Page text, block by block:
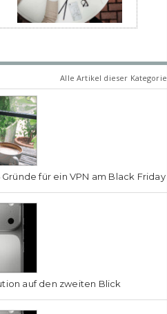
Alle Artikel dieser Kategorie
für ein VPN am Black Friday
auf den zweiten Blick